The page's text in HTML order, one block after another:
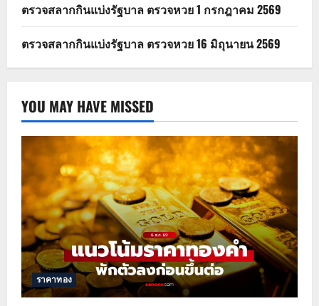
ตรวจสลากกินแบ่งรัฐบาล ตรวจหวย 1 กรกฎาคม 2569
ตรวจสลากกินแบ่งรัฐบาล ตรวจหวย 16 มิถุนายน 2569
YOU MAY HAVE MISSED
ราคาทอง